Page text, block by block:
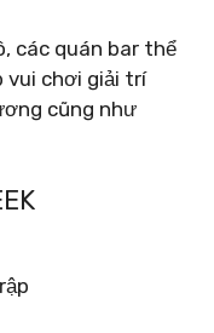
các quán bar thể
vui chơi giải trí
cũng như